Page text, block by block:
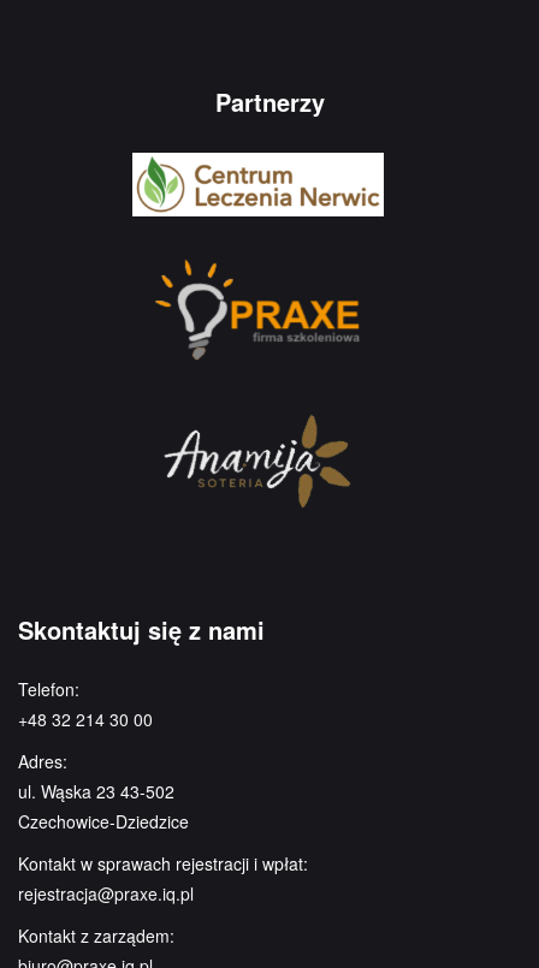
Partnerzy
Skontaktuj się z nami
Telefon:
+48 32 214 30 00
Adres:
ul. Wąska 23 43-502
Czechowice-Dziedzice
Kontakt w sprawach rejestracji i wpłat:
rejestracja@praxe.iq.pl
Kontakt z zarządem: